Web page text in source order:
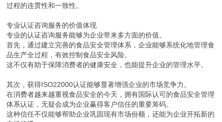
过程的连贯性和一致性。
专业认证咨询服务的价值体现
专业的认证咨询服务能够为企业带来多方面的价值。
首先，通过建立完善的食品安全管理体系，企业能够系统化地管理食
品生产全过程，有效控制食品安全风险。
这不仅有助于保障消费者的健康安全，也能提升企业的管理水平。
其次，获得ISO22000认证能够显著增强企业的市场竞争力。
在消费者越来越重视食品安全的今天，拥有国际认可的食品安全管理
体系认证，无疑会成为企业赢得客户信任的重要筹码。
这种信任不仅能够帮助企业巩固现有市场份额，还能为企业开拓新的